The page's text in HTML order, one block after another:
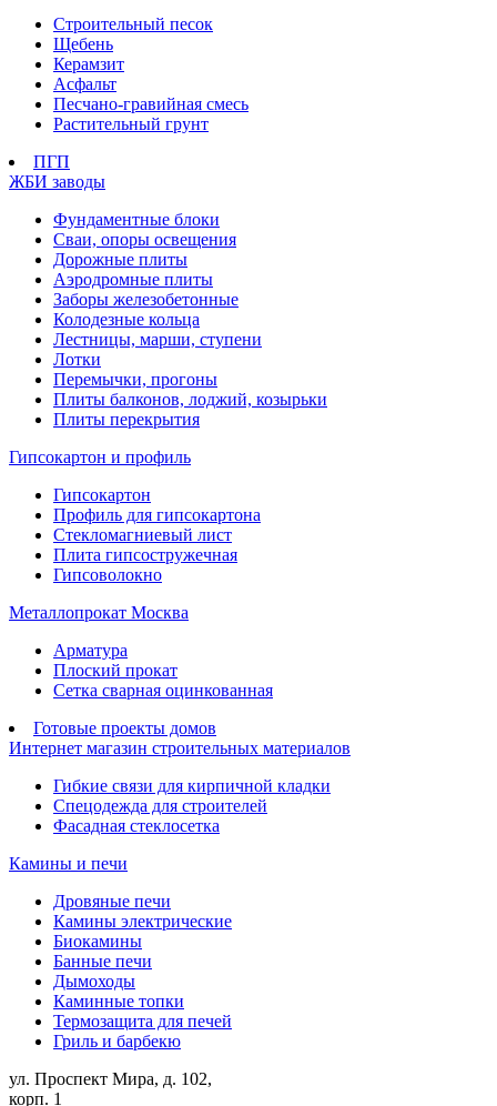
Строительный песок
Щебень
Керамзит
Асфальт
Песчано-гравийная смесь
Растительный грунт
ПГП
ЖБИ заводы
Фундаментные блоки
Сваи, опоры освещения
Дорожные плиты
Аэродромные плиты
Заборы железобетонные
Колодезные кольца
Лестницы, марши, ступени
Лотки
Перемычки, прогоны
Плиты балконов, лоджий, козырьки
Плиты перекрытия
Гипсокартон и профиль
Гипсокартон
Профиль для гипсокартона
Стекломагниевый лист
Плита гипсостружечная
Гипсоволокно
Металлопрокат Москва
Арматура
Плоский прокат
Сетка сварная оцинкованная
Готовые проекты домов
Интернет магазин строительных материалов
Гибкие связи для кирпичной кладки
Спецодежда для строителей
Фасадная стеклосетка
Камины и печи
Дровяные печи
Камины электрические
Биокамины
Банные печи
Дымоходы
Каминные топки
Термозащита для печей
Гриль и барбекю
ул. Проспект Мира, д. 102,
корп. 1